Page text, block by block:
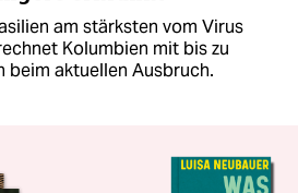
am stärksten vom Virus
Kolumbien mit bis zu
beim aktuellen Ausbruch.